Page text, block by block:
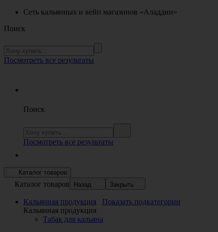
Сеть кальянных и вейп магазинов «Аладдин»
Поиск
Посмотреть все результаты
Поиск
Посмотреть все результаты
Каталог товаров
Каталог товаров Назад Закрыть
Кальянная продукция
Показать подкатегории
Кальянная продукция
Табак для кальяна